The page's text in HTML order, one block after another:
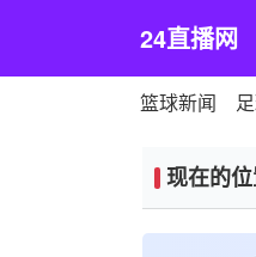
24直播网
篮球新闻
现在的位